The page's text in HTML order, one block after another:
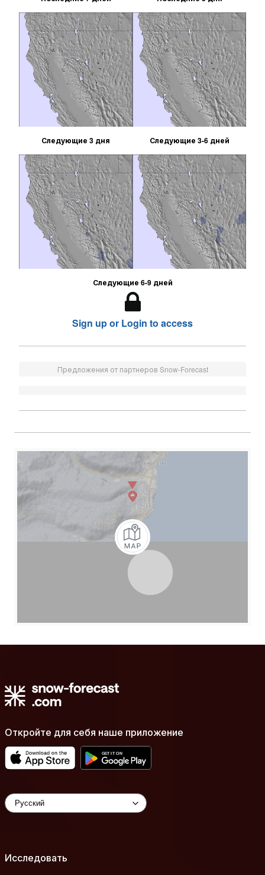
Следующие 3 дня Следующие 3-6 дней
Следующие 6-9 дней
Sign up or Login to access
Предложения от партнеров Snow-Forecast
Откройте для себя наше приложение
Исследовать